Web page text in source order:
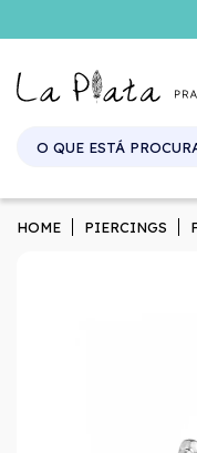
HOME PIERCINGS